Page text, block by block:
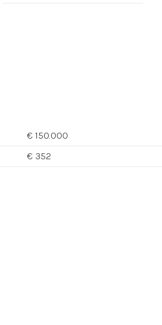
€ 150.000
€ 352